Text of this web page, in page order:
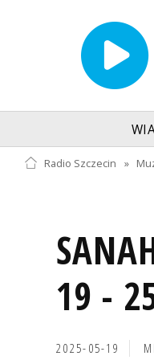
Radio Szczecin »
19 -
2025-05-19